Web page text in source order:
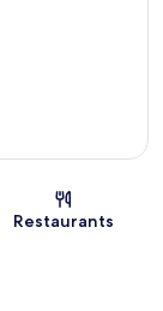
Restaurants